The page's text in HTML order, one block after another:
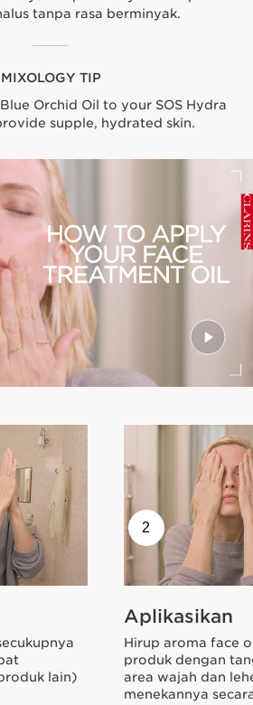
tanpa rasa berminyak.
MIXOLOGY TIP
Orchid Oil to your SOS Hydra
supple, hydrated skin.
lain)
2
Aplikasikan
Hirup aroma face
produk dengan
area wajah dan
menekannya